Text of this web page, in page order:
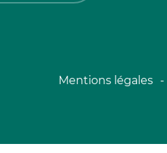
Mentions légales